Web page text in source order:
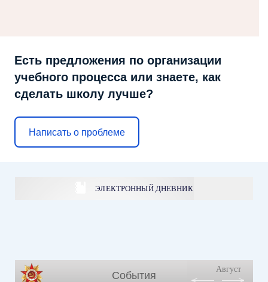
Есть предложения по организации
учебного процесса или знаете, как
сделать школу лучше?
Написать о проблеме
ЭЛЕКТРОННЫЙ ДНЕВНИК
События
Август